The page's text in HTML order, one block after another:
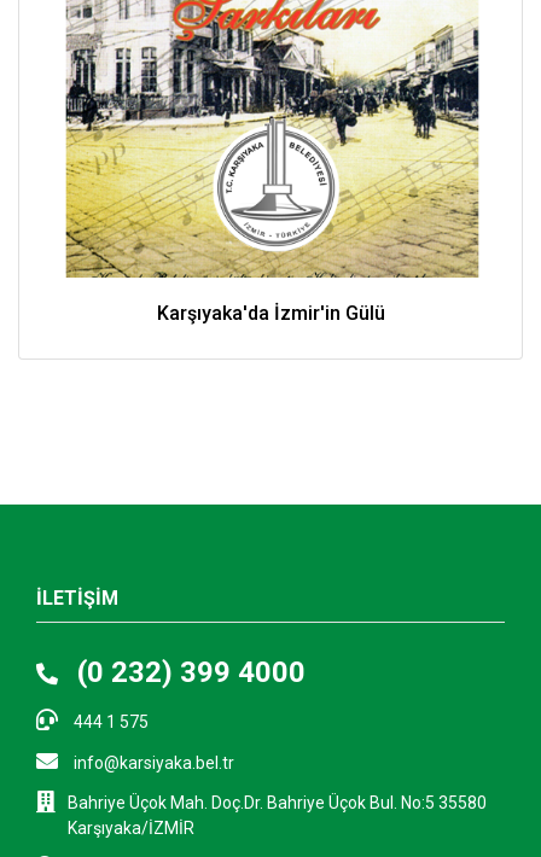
Karşıyaka'da İzmir'in Gülü
İLETİŞİM
(0 232) 399 4000
444 1 575
info@karsiyaka.bel.tr
Bahriye Üçok Mah. Doç.Dr. Bahriye Üçok Bul. No:5 35580
Karşıyaka/İZMİR